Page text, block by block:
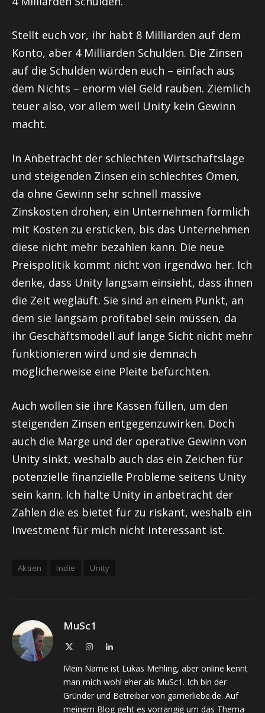
Stellt euch vor, ihr habt 8 Milliarden auf dem
Konto, aber 4 Milliarden Schulden. Die Zinsen
auf die Schulden würden euch – einfach aus
dem Nichts – enorm viel Geld rauben. Ziemlich
teuer also, vor allem weil Unity kein Gewinn
macht.
In Anbetracht der schlechten Wirtschaftslage
und steigenden Zinsen ein schlechtes Omen,
da ohne Gewinn sehr schnell massive
Zinskosten drohen, ein Unternehmen förmlich
mit Kosten zu ersticken, bis das Unternehmen
diese nicht mehr bezahlen kann. Die neue
Preispolitik kommt nicht von irgendwo her. Ich
denke, dass Unity langsam einsieht, dass ihnen
die Zeit wegläuft. Sie sind an einem Punkt, an
dem sie langsam profitabel sein müssen, da
ihr Geschäftsmodell auf lange Sicht nicht mehr
funktionieren wird und sie demnach
möglicherweise eine Pleite befürchten.
Auch wollen sie ihre Kassen füllen, um den
steigenden Zinsen entgegenzuwirken. Doch
auch die Marge und der operative Gewinn von
Unity sinkt, weshalb auch das ein Zeichen für
potenzielle finanzielle Probleme seitens Unity
sein kann. Ich halte Unity in anbetracht der
Zahlen die es bietet für zu riskant, weshalb ein
Investment für mich nicht interessant ist.
Aktien Indie Unity
MuSc1
InstagramLinkedIn
Mein Name ist Lukas Mehling, aber online kennt
man mich wohl eher als MuSc1. Ich bin der
Gründer und Betreiber von gamerliebe.de. Auf
meinem Blog geht es vorrangig um das Thema